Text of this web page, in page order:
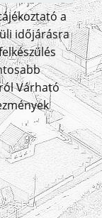
a
időjárásra
Várható